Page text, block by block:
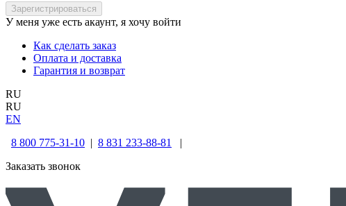
У меня уже есть акаунт, я хочу войти
Как сделать заказ
Оплата и доставка
Гарантия и возврат
RU
RU
EN
8 800 775-31-10 | 8 831 233-88-81
|
Заказать звонок